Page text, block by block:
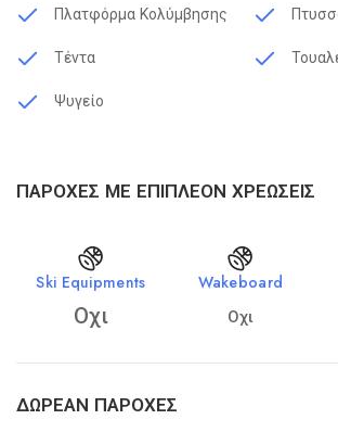
Πλατφόρμα Κολύμβησης
Τέντα
Ψυγείο
ΠΑΡΟΧΈΣ ΜΕ ΕΠΙΠΛΈΟΝ ΧΡΕΏΣΕΙΣ
Ski Equipments
Οχι
Wakeboard
Οχι
ΔΩΡΕΆΝ ΠΑΡΟΧΈΣ